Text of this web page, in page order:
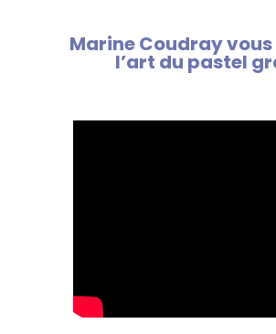
Marine Coudray
l’art du pastel